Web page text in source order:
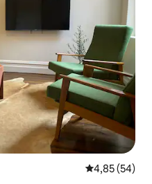
4,85 av 5 i
4,85 (54)